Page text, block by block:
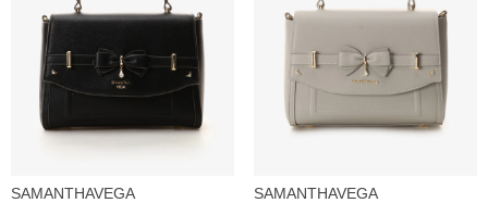
SAMANTHAVEGA
SAMANTHAVEGA